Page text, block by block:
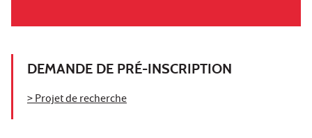
DEMANDE DE PRÉ-INSCRIPTION
> Projet de recherche